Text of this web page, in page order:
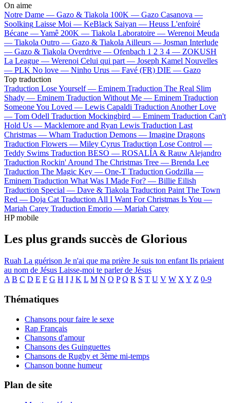
On aime
Notre Dame — Gazo & Tiakola 100K — Gazo Casanova —
Soolking Laisse Moi — KeBlack Saiyan — Heuss L'enfoiré
Bécane —Yamê 200K — Tiakola Laboratoire — Werenoi Meuda
— Tiakola Outro — Gazo & Tiakola Ailleurs — Josman Interlude
— Gazo & Tiakola Overdrive — Ofenbach 1 2 3 4 — ZOKUSH
La League — Werenoi Celui qui part — Joseph Kamel Nouvelles
— PLK No love — Ninho Urus — Favé (FR) DIE — Gazo
Top traduction
Traduction Lose Yourself — Eminem Traduction The Real Slim
Shady — Eminem Traduction Without Me — Eminem Traduction
Someone You Loved — Lewis Capaldi Traduction Another Love
— Tom Odell Traduction Mockingbird — Eminem Traduction Can't
Hold Us — Macklemore and Ryan Lewis Traduction Last
Christmas — Wham Traduction Demons — Imagine Dragons
Traduction Flowers — Miley Cyrus Traduction Lose Control —
Teddy Swims Traduction BESO — ROSALÍA & Rauw Alejandro
Traduction Rockin' Around The Christmas Tree — Brenda Lee
Traduction The Magic Key — One-T Traduction Godzilla —
Eminem Traduction What Was I Made For? — Billie Eilish
Traduction Special — Dave & Tiakola Traduction Paint The Town
Red — Doja Cat Traduction All I Want For Christmas Is You —
Mariah Carey Traduction Emorio — Mariah Carey
HP mobile
Les plus grands succès de Glorious
Ruah La guérison Je n'ai que ma prière Je suis ton enfant Ils priaient
au nom de Jésus Laisse-moi te parler de Jésus
A B C D E F G H I J K L M N O P Q R S T U V W X Y Z 0-9
Thématiques
Chansons pour faire le sexe
Rap Français
Chansons d'amour
Chansons des Guinguettes
Chansons de Rugby et 3ème mi-temps
Chanson bonne humeur
Plan de site